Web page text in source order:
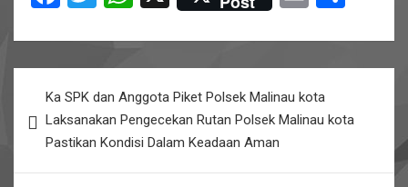
ce
o
o
k
tt at
A
p
p
ail ar
navigation
Ka SPK dan Anggota Piket Polsek Malinau kota
Laksanakan Pengecekan Rutan Polsek Malinau kota
Pastikan Kondisi Dalam Keadaan Aman